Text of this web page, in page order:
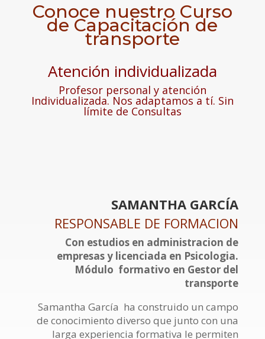
Conoce nuestro Curso
de Capacitación de
transporte
Atención individualizada
Profesor personal y atención
Individualizada. Nos adaptamos a tí. Sin
límite de Consultas
SAMANTHA GARCÍA
RESPONSABLE DE FORMACION
Con estudios en administracion de
empresas y licenciada en Psicologia.
Módulo formativo en Gestor del
transporte
Samantha García ha construido un campo
de conocimiento diverso que junto con una
larga experiencia formativa le permiten